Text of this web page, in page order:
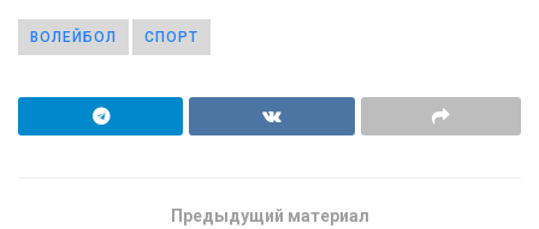
ВОЛЕЙБОЛ СПОРТ
Предыдущий материал